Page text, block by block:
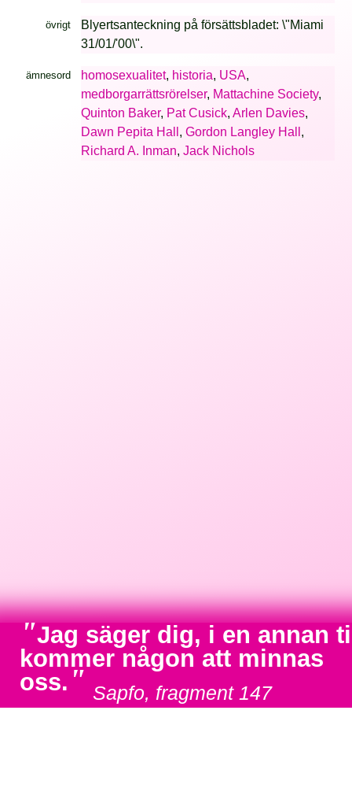
övrigt
Blyertsanteckning på försättsbladet: \"Miami
31/01/'00\".
ämnesord homosexualitet, historia, USA,
medborgarrättsrörelser, Mattachine Society,
Quinton Baker, Pat Cusick, Arlen Davies,
Dawn Pepita Hall , Gordon Langley Hall ,
Richard A. Inman, Jack Nichols
"Jag säger dig, i en annan
kommer någon att minnas
oss. " Sapfo, fragment 147